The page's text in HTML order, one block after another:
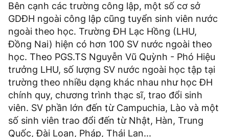
Bên cạnh các trường công lập, một số cơ sở
GDĐH ngoài công lập cũng tuyển sinh viên nước
ngoài theo học. Trường ĐH Lạc Hồng (LHU,
Đồng Nai) hiện có hơn 100 SV nước ngoài theo
học. Theo PGS.TS Nguyễn Vũ Quỳnh - Phó Hiệu
trưởng LHU, số lượng SV nước ngoài học tập tại
trường theo nhiều dạng khác nhau như học ĐH
chính quy, chương trình thạc sĩ, trao đổi sinh
viên. SV phần lớn đến từ Campuchia, Lào và một
số sinh viên trao đổi đến từ Nhật, Hàn, Trung
Quốc, Đài Loan, Pháp, Thái Lan...